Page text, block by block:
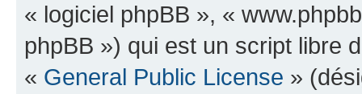
« logiciel phpBB », «
phpBB ») qui est un script libre
« General Public License »